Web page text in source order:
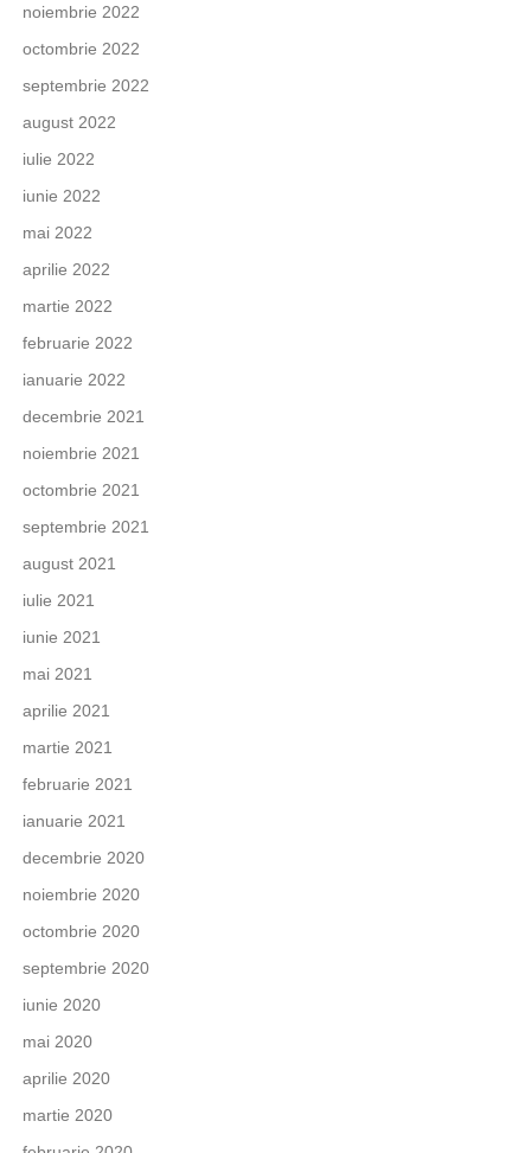
noiembrie 2022
octombrie 2022
septembrie 2022
august 2022
iulie 2022
iunie 2022
mai 2022
aprilie 2022
martie 2022
februarie 2022
ianuarie 2022
decembrie 2021
noiembrie 2021
octombrie 2021
septembrie 2021
august 2021
iulie 2021
iunie 2021
mai 2021
aprilie 2021
martie 2021
februarie 2021
ianuarie 2021
decembrie 2020
noiembrie 2020
octombrie 2020
septembrie 2020
iunie 2020
mai 2020
aprilie 2020
martie 2020